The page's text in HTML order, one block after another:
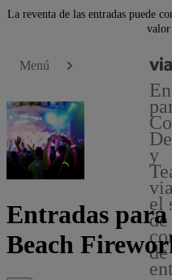
La reventa de las entradas puede
Menú
y
el
de
de
Entradas
Beach